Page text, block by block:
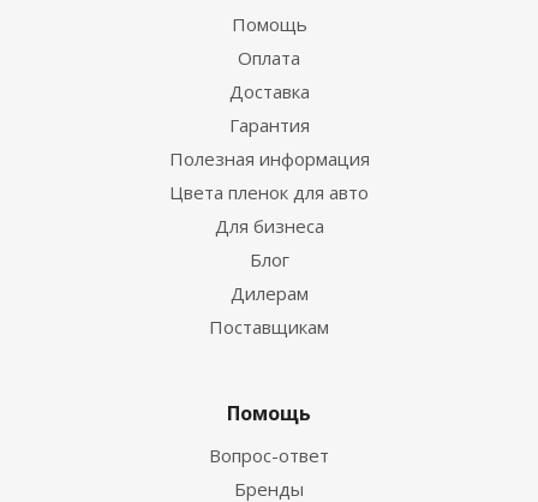
Помощь
Оплата
Доставка
Гарантия
Полезная информация
Цвета пленок для авто
Для бизнеса
Блог
Дилерам
Поставщикам
Помощь
Вопрос-ответ
Бренды